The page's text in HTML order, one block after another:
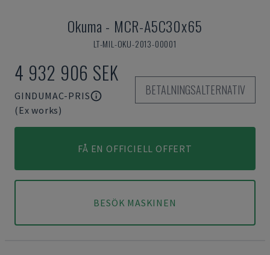
Okuma - MCR-A5C30x65
LT-MIL-OKU-2013-00001
4 932 906 SEK
GINDUMAC-PRIS
(Ex works)
BETALNINGSALTERNATIV
FÅ EN OFFICIELL OFFERT
BESÖK MASKINEN